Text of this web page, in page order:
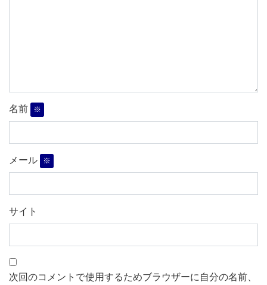
名前 ※
メール ※
サイト
次回のコメントで使用するためブラウザーに自分の名前、